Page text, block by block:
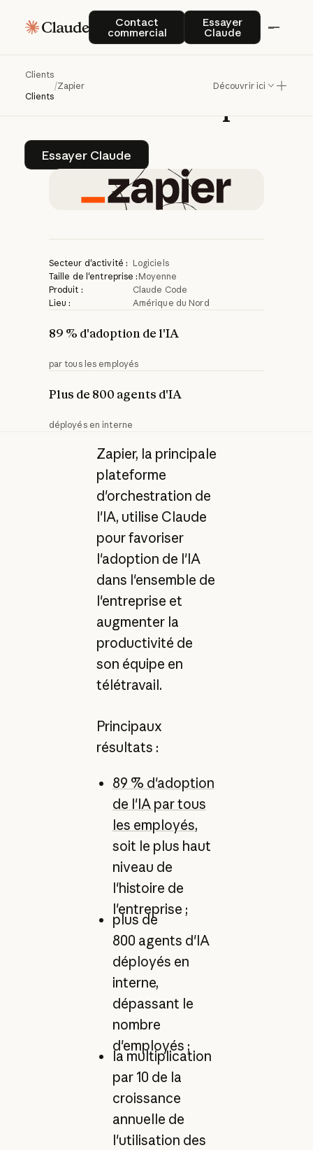
Contact
commercial
Contact commercial
Essayer
Claude
Essayer Claude
Clients
Clients
/Zapier Découvrir ici
Zapiercréeune
cultureàdistance
axée
avec
Claude
Essayer Claude
Essayer Claude
Secteur d'activité : Logiciels
Taille de l'entreprise : Moyenne
Produit :
Claude Code
Lieu :
Amérique du Nord
89 % d'adoption de l'IA
par tous les employés
Plus de 800 agents d'IA
déployés en interne
Zapier, la principale
plateforme
d'orchestration de
l'IA, utilise Claude
pour favoriser
l'adoption de l'IA
dans l'ensemble de
l'entreprise et
augmenter la
productivité de
son équipe en
télétravail.
Principaux
résultats :
89 % d'adoption
de l'IA par tous
les employés,
soit le plus haut
niveau de
l'histoire de
l'entreprise ;
plus de
800 agents d'IA
déployés en
interne,
dépassant le
nombre
d'employés ;
la multiplication
par 10 de la
croissance
annuelle de
l'utilisation des